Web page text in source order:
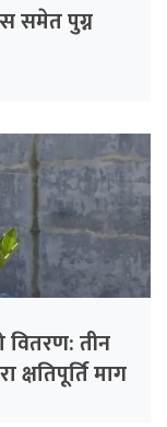
समेत पुग्न
वितरण: तीन
माग